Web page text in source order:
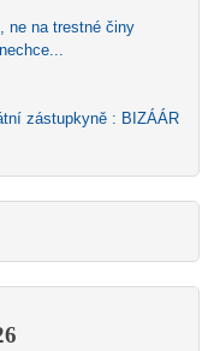
ne na trestné činy
zástupkyně : BIZÁÁR